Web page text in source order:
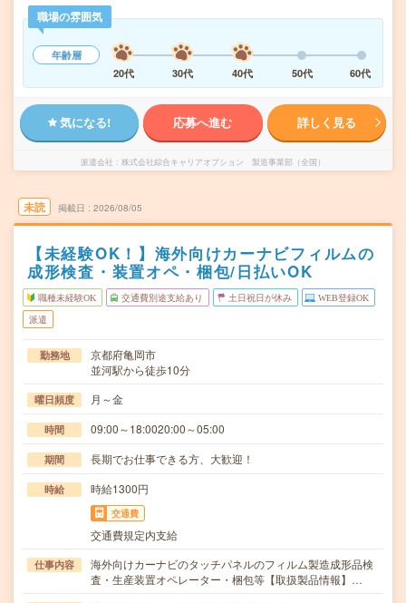
職場の雰囲気
年齢層
20代
30代 40代 50代 60代
気になる! 応募へ進む 詳しく見る
派遣会社 株式会社綜合キャリアオプション 製造事業部（全国）
未読 掲載日 2026/08/05
【未経験OK！】海外向けカーナビフィルムの
成形検査・装置オペ・梱包/日払いOK
職種未経験OK 交通費別途支給あり 土日祝日が休み WEB登録OK
派遣
勤務地
京都府亀岡市
並河駅から徒歩10分
曜日頻度 月～金
時間 09:00～18:0020:00～05:00
期間 長期でお仕事できる方、大歓迎！
時給 時給1300円
交通費
交通費規定内支給
仕事内容
海外向けカーナビのタッチパネルのフィルム製造成形品検
査・生産装置オペレーター・梱包等【取扱製品情報】…